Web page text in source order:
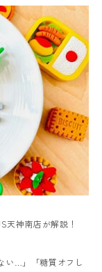
天神南店が解説！
い…」
「糖質オフし